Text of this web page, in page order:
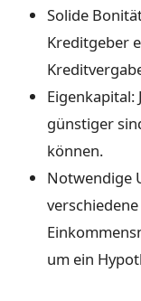
Solide
Kreditgeber
Eigenkapital:
günstiger
können.
Notwendige
um ein